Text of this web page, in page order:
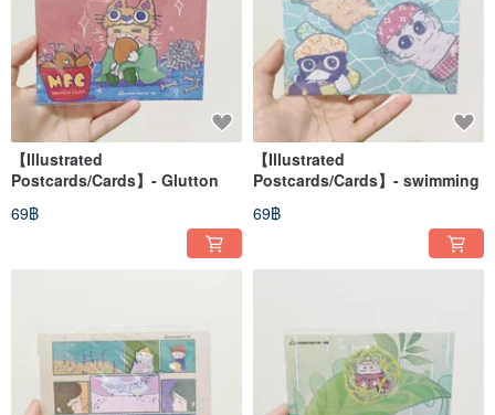
【Illustrated
Postcards/Cards】- Glutton
69฿
【Illustrated
Postcards/Cards】- swimming
69฿